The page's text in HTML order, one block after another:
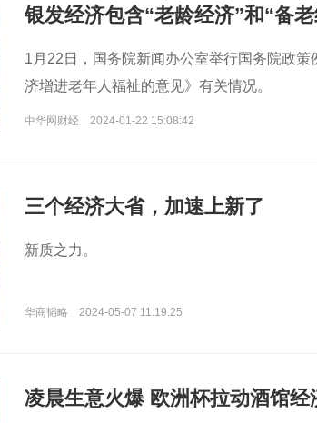
银发经济包含“老龄经济”和“备
1月22日，国务院新闻办公室举行国务院政
济增进老年人福祉的意见》有关情况。
中华网财经 2024-01-22 15:08:42
三个经济大省，加速上新了
新质之力。
华商韬略 2024-05-07 11:19:25
凌晨生意火爆 欧洲杯拉动酒馆经